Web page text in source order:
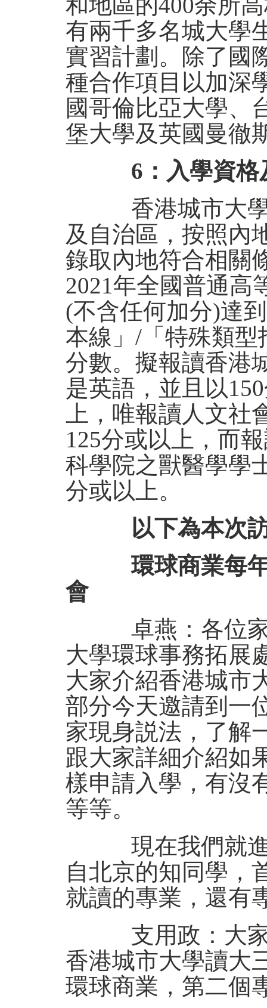
和地區的400余所
有兩千多名城大學
實習計劃。除了國
種合作項目以加深
國哥倫比亞大學、
堡大學及英國曼徹
6：入學資格
香港城市大學
及自治區，按照內
錄取內地符合相關
2021年全國普通高
(不含任何加分)達
本線」/「特殊類
分數。擬報讀香港
是英語，並且以
上，唯報讀人文
125分或以上，而
科學院之獸醫學學
分或以上。
以下為本
環球商業每年
會
卓燕：各位家
大學環球事務拓展
大家介紹香港城市
部分今天邀請到一
家現身説法，了解
跟大家詳細介紹如
樣申請入學，有沒
等等。
現在我們就進
自北京的知同學，
就讀的專業，還有
支用政：大家
香港城市大學讀大
環球商業，第二個